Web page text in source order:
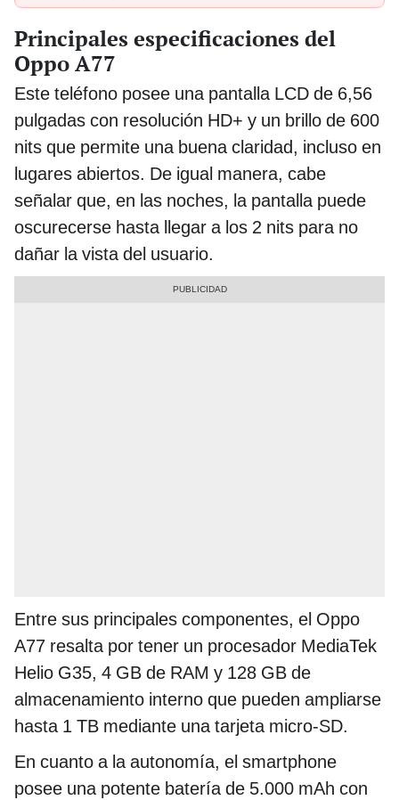
Principales especificaciones del
Oppo A77
Este teléfono posee una pantalla LCD de 6,56
pulgadas con resolución HD+ y un brillo de 600
nits que permite una buena claridad, incluso en
lugares abiertos. De igual manera, cabe
señalar que, en las noches, la pantalla puede
oscurecerse hasta llegar a los 2 nits para no
dañar la vista del usuario.
Entre sus principales componentes, el Oppo
A77 resalta por tener un procesador MediaTek
Helio G35, 4 GB de RAM y 128 GB de
almacenamiento interno que pueden ampliarse
hasta 1 TB mediante una tarjeta micro-SD.
En cuanto a la autonomía, el smartphone
posee una potente batería de 5.000 mAh con